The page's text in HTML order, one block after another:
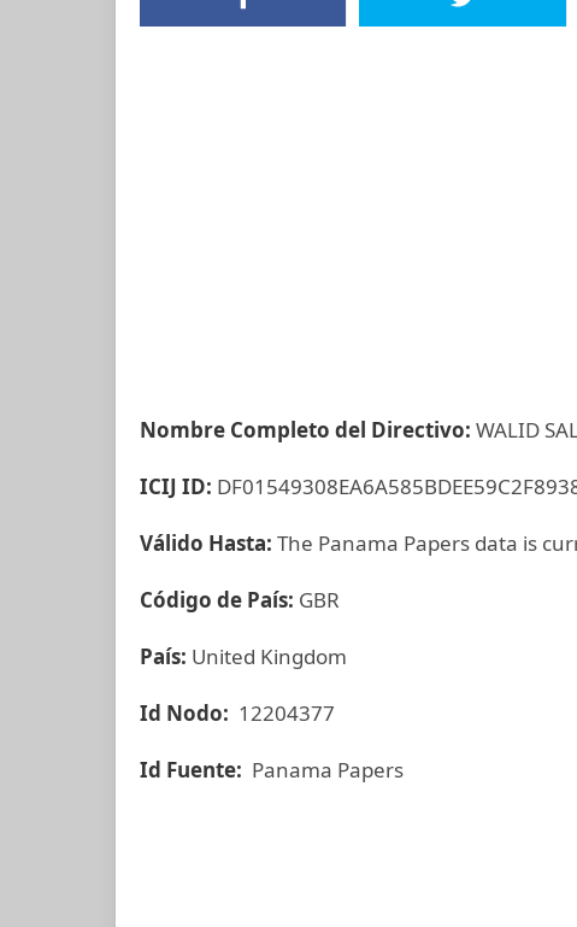
Nombre Completo del Directivo: WALID
ICIJ ID:
Válido Hasta: The Panama Papers data is
Código de País: GBR
País: United Kingdom
Id Nodo: 12204377
Id Fuente: Panama Papers